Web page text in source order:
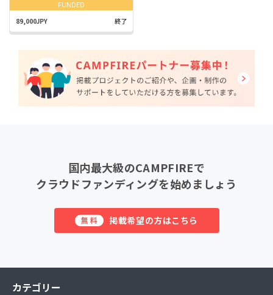
FUNDED
89,000JPY 終了
国内最大級のCAMPFIREで
クラウドファンディングを始めましょう
無料 掲載希望の方はこちら
カテゴリー